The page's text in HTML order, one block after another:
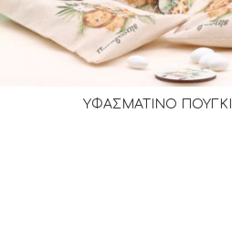
ΔΙΑΒΆΣΤΕ ΠΕΡΙΣΣΌΤΕΡΑ
ΥΦΑΣΜΑΤΙΝΟ ΠΟΥΓΚΙ